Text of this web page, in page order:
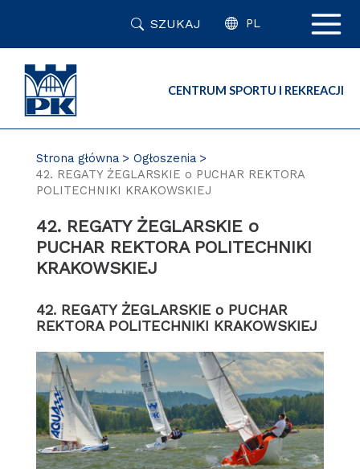
SZUKAJ PL
CENTRUM SPORTU I REKREACJI
Strona główna
Ogłoszenia
42. REGATY ŻEGLARSKIE o PUCHAR REKTORA
POLITECHNIKI KRAKOWSKIEJ
42. REGATY ŻEGLARSKIE o
PUCHAR REKTORA POLITECHNIKI
KRAKOWSKIEJ
42. REGATY ŻEGLARSKIE o PUCHAR
REKTORA POLITECHNIKI KRAKOWSKIEJ